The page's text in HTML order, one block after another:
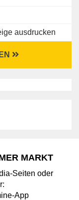
ausdrucken
MARKT
Seiten oder
App